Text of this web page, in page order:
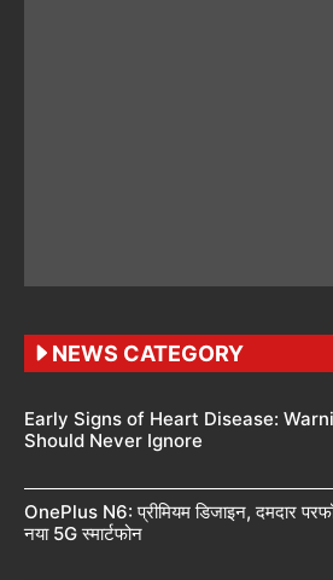
NEWS CATEGORY
Early Signs of Heart Disease:
Should Never Ignore
OnePlus N6: प्रीमियम डिजाइन, दमदार
नया 5G स्मार्टफोन